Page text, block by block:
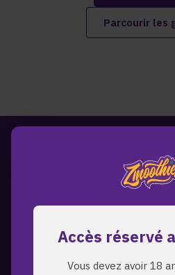
Accès réservé
Vous devez avoir 18
Parcourir les